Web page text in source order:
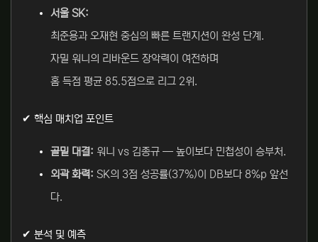
서울 SK:
최준용과 오재현 중심의 빠른 트랜지션이 완성 단계.
자밀 워니의 리바운드 장악력이 여전하며
홈 득점 평균 85.5점으로 리그 2위.
✔ 핵심 매치업 포인트
골밑 대결: 워니 vs 김종규 — 높이보다 민첩성이 승부처.
외곽 화력: SK의 3점 성공률(37%)이 DB보다 8%p 앞선
다.
✔ 분석 및 예측